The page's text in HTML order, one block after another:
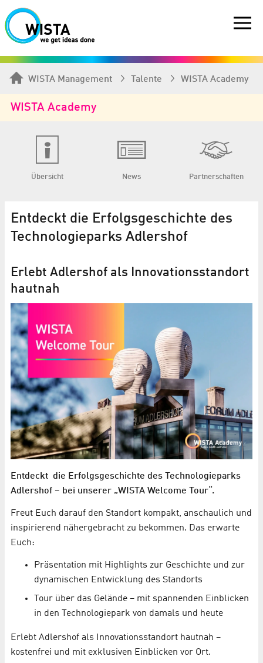
WISTA Management Talente WISTA Academy
WISTA Academy
Übersicht News Partnerschaften
Entdeckt die Erfolgsgeschichte des
Technologieparks Adlershof
Erlebt Adlershof als Innovationsstandort
hautnah
Entdeckt die Erfolgsgeschichte des Technologieparks
Adlershof – bei unserer „WISTA Welcome Tour“.
Freut Euch darauf den Standort kompakt, anschaulich und
inspirierend nähergebracht zu bekommen. Das erwarte
Euch:
Präsentation mit Highlights zur Geschichte und zur
dynamischen Entwicklung des Standorts
Tour über das Gelände – mit spannenden Einblicken
in den Technologiepark von damals und heute
Erlebt Adlershof als Innovationsstandort hautnah –
kostenfrei und mit exklusiven Einblicken vor Ort.